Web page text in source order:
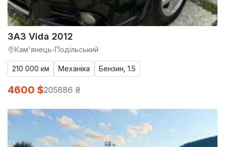
ЗАЗ Vida 2012
Кам'янець-Подільський
210 000 км Механіка Бензин, 1.5
4600 $205886 ₴